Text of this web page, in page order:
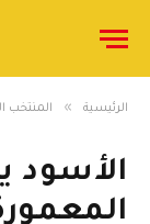
الرئيسية » المنتخب
الأسود